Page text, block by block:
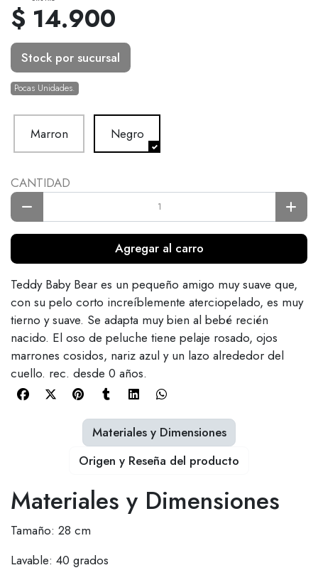
$ 14.900
Stock por sucursal
Pocas Unidades.
Marron Negro
CANTIDAD
Agregar al carro
Teddy Baby Bear es un pequeño amigo muy suave que,
con su pelo corto increíblemente aterciopelado, es muy
tierno y suave. Se adapta muy bien al bebé recién
nacido. El oso de peluche tiene pelaje rosado, ojos
marrones cosidos, nariz azul y un lazo alrededor del
cuello. rec. desde 0 años.
Materiales y Dimensiones
Tamaño: 28 cm
Lavable: 40 grados
Materiales y Dimensiones
Origen y Reseña del producto